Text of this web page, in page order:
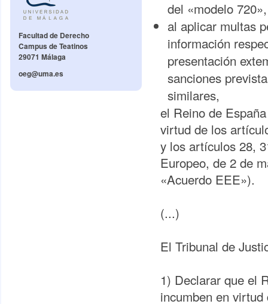
Facultad de Derecho
Campus de Teatinos
29071 Málaga
oeg@uma.es
del «modelo
al aplicar multas
información
presentación
sanciones
similares,
el Reino de
virtud de los
y los artículos 28,
Europeo, de 2 de
«Acuerdo EEE»).
(...)
El Tribunal de
1) Declarar que el
incumben en